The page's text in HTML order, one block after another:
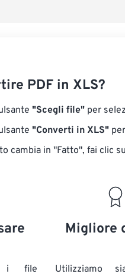
PDF in XLS?
"Scegli file" per
"Converti in XLS"
cambia in "Fatto", fai clic
i file
Migliore
Utilizziamo